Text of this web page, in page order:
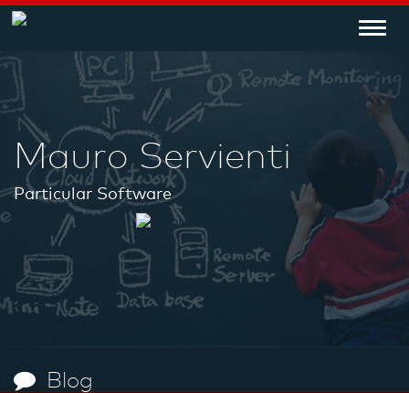
Mauro Servienti
Particular Software
Blog